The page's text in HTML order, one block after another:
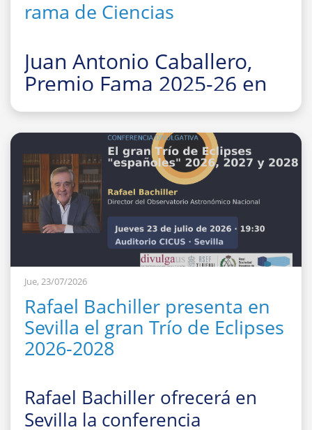
rama de Ciencias
Juan Antonio Caballero,
Premio Fama 2025-26 en
la rama de Ciencias
La Facultad de Fí
Jue, 23/07/2026
Rafael Bachiller presenta en
Sevilla el gran Trío de Eclipses
2026-2028
Rafael Bachiller ofrecerá en
Sevilla la conferencia